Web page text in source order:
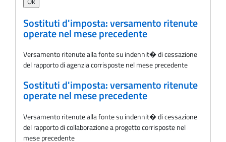
Sostituti d'imposta: versamento ritenute
operate nel mese precedente
Versamento ritenute alla fonte su indennit� di cessazione
del rapporto di agenzia corrisposte nel mese precedente
Sostituti d'imposta: versamento ritenute
operate nel mese precedente
Versamento ritenute alla fonte su indennit� di cessazione
del rapporto di collaborazione a progetto corrisposte nel
mese precedente